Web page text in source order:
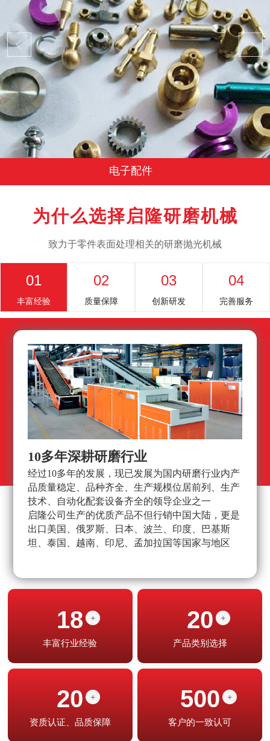
电子配件
为什么选择启隆研磨机械
致力于零件表面处理相关的研磨抛光机械
01
丰富经验
02
质量保障
03
创新研发
04
完善服务
10多年深耕研磨行业
经过10多年的发展，现已发展为国内研磨行业内产
品质量稳定、品种齐全、生产规模位居前列、生产
技术、自动化配套设备齐全的领导企业之一
启隆公司生产的优质产品不但行销中国大陆，更是
出口美国、俄罗斯、日本、波兰、印度、巴基斯
坦、泰国、越南、印尼、孟加拉国等国家与地区
高
18 +
丰富行业经验
20 +
产品类别选择
20 +
资质认证、品质保障
500 +
客户的一致认可